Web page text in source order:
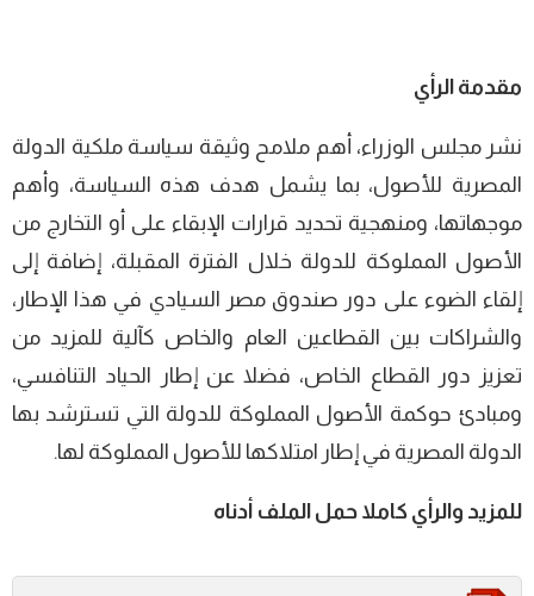
مقدمة الرأي
نشر مجلس الوزراء، أهم ملامح وثيقة سياسة ملكية الدولة
المصرية للأصول، بما يشمل هدف هذه السياسة، وأهم
موجهاتها، ومنهجية تحديد قرارات الإبقاء على أو التخارج من
الأصول المملوكة للدولة خلال الفترة المقبلة، إضافة إلى
إلقاء الضوء على دور صندوق مصر السيادي في هذا الإطار،
والشراكات بين القطاعين العام والخاص كآلية للمزيد من
تعزيز دور القطاع الخاص، فضلا عن إطار الحياد التنافسي،
ومبادئ حوكمة الأصول المملوكة للدولة التي تسترشد بها
الدولة المصرية في إطار امتلاكها للأصول المملوكة لها.
للمزيد والرأي كاملا حمل الملف أدناه